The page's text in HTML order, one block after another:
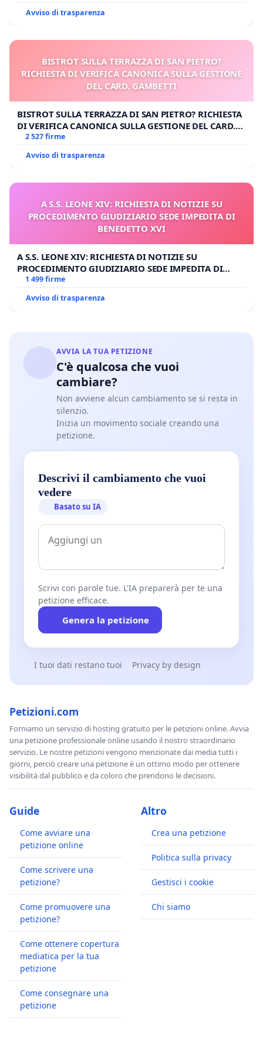
Avviso di trasparenza
BISTROT SULLA TERRAZZA DI SAN PIETRO?
RICHIESTA DI VERIFICA CANONICA SULLA GESTIONE
DEL CARD. GAMBETTI
BISTROT SULLA TERRAZZA DI SAN PIETRO? RICHIESTA
DI VERIFICA CANONICA SULLA GESTIONE DEL CARD.
GAMBETTI
2 527 firme
Avviso di trasparenza
A S.S. LEONE XIV: RICHIESTA DI NOTIZIE SU
PROCEDIMENTO GIUDIZIARIO SEDE IMPEDITA DI
BENEDETTO XVI
A S.S. LEONE XIV: RICHIESTA DI NOTIZIE SU
PROCEDIMENTO GIUDIZIARIO SEDE IMPEDITA DI
BENEDETTO XVI
1 499 firme
Avviso di trasparenza
AVVIA LA TUA PETIZIONE
C'è qualcosa che vuoi
cambiare?
Non avviene alcun cambiamento se si resta in
silenzio.
Inizia un movimento sociale creando una
petizione.
Descrivi il cambiamento che vuoi
vedere
Basato su IA
Scrivi con parole tue. L'IA preparerà per te una
petizione efficace.
Genera la petizione
I tuoi dati restano tuoi Privacy by design
Petizioni.com
Forniamo un servizio di hosting gratuito per le petizioni online. Avvia
una petizione professionale online usando il nostro straordinario
servizio. Le nostre petizioni vengono menzionate dai media tutti i
giorni, perciò creare una petizione è un ottimo modo per ottenere
visibilità dal pubblico e da coloro che prendono le decisioni.
Guide
Come avviare una
petizione online
Come scrivere una
petizione?
Come promuovere una
petizione?
Come ottenere copertura
mediatica per la tua
petizione
Come consegnare una
petizione
Altro
Crea una petizione
Politica sulla privacy
Gestisci i cookie
Chi siamo